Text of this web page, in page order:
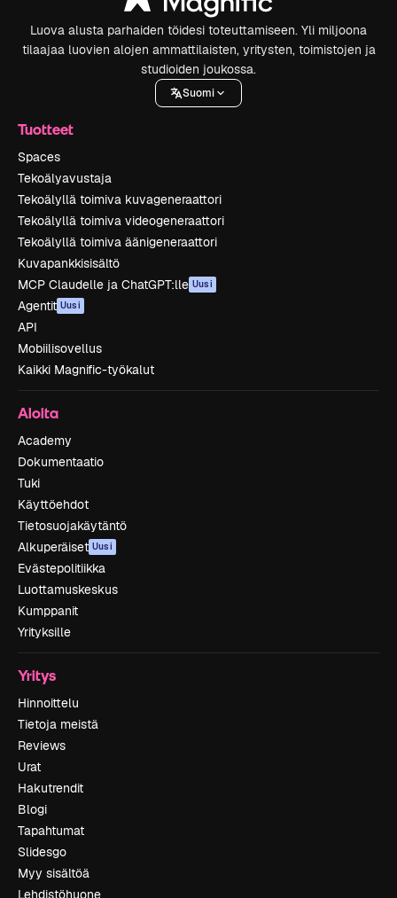
Luova alusta parhaiden töidesi toteuttamiseen. Yli miljoona
tilaajaa luovien alojen ammattilaisten, yritysten, toimistojen ja
studioiden joukossa.
Suomi
Tuotteet
Spaces
Tekoälyavustaja
Tekoälyllä toimiva kuvageneraattori
Tekoälyllä toimiva videogeneraattori
Tekoälyllä toimiva äänigeneraattori
Kuvapankkisisältö
MCP Claudelle ja ChatGPT:lle Uusi
Agentit Uusi
API
Mobiilisovellus
Kaikki Magnific-työkalut
Aloita
Academy
Dokumentaatio
Tuki
Käyttöehdot
Tietosuojakäytäntö
Alkuperäiset Uusi
Evästepolitiikka
Luottamuskeskus
Kumppanit
Yrityksille
Yritys
Hinnoittelu
Tietoja meistä
Reviews
Urat
Hakutrendit
Blogi
Tapahtumat
Slidesgo
Myy sisältöä
Lehdistöhuone